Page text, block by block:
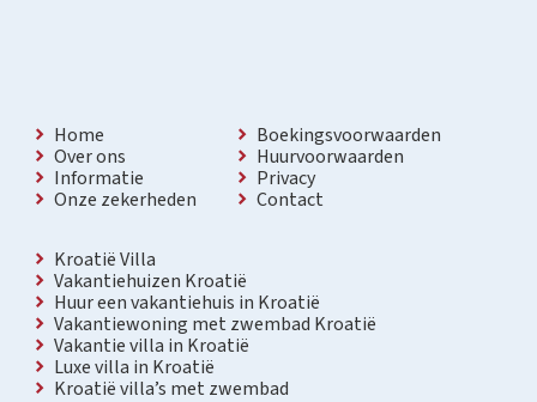
Home
Over ons
Informatie
Onze zekerheden
Boekingsvoorwaarden
Huurvoorwaarden
Privacy
Contact
Kroatië Villa
Vakantiehuizen Kroatië
Huur een vakantiehuis in Kroatië
Vakantiewoning met zwembad Kroatië
Vakantie villa in Kroatië
Luxe villa in Kroatië
Kroatië villa’s met zwembad